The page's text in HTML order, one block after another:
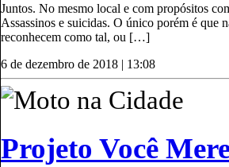
Juntos. No mesmo local e com propósitos
Assassinos e suicidas. O único porém é que
reconhecem como tal, ou […]
6 de dezembro de 2018 | 13:08
Moto na Cidade
Projeto Você